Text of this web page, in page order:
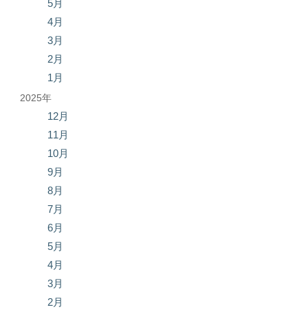
5月
4月
3月
2月
1月
2025年
12月
11月
10月
9月
8月
7月
6月
5月
4月
3月
2月